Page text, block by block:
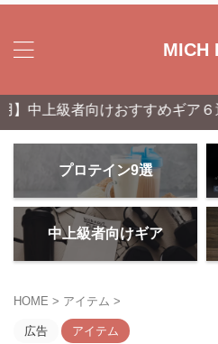
MICH
おすすめギア６選！
プロテイン9選
中上級者向けギア
HOME > アイテム >
広告 アイテム